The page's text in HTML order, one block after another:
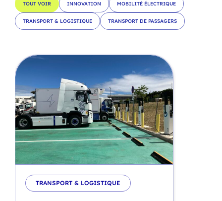
INNOVATION MOBILITÉ ÉLECTRIQUE
TRANSPORT & LOGISTIQUE TRANSPORT DE PASSAGERS
TOUT VOIR
TRANSPORT & LOGISTIQUE